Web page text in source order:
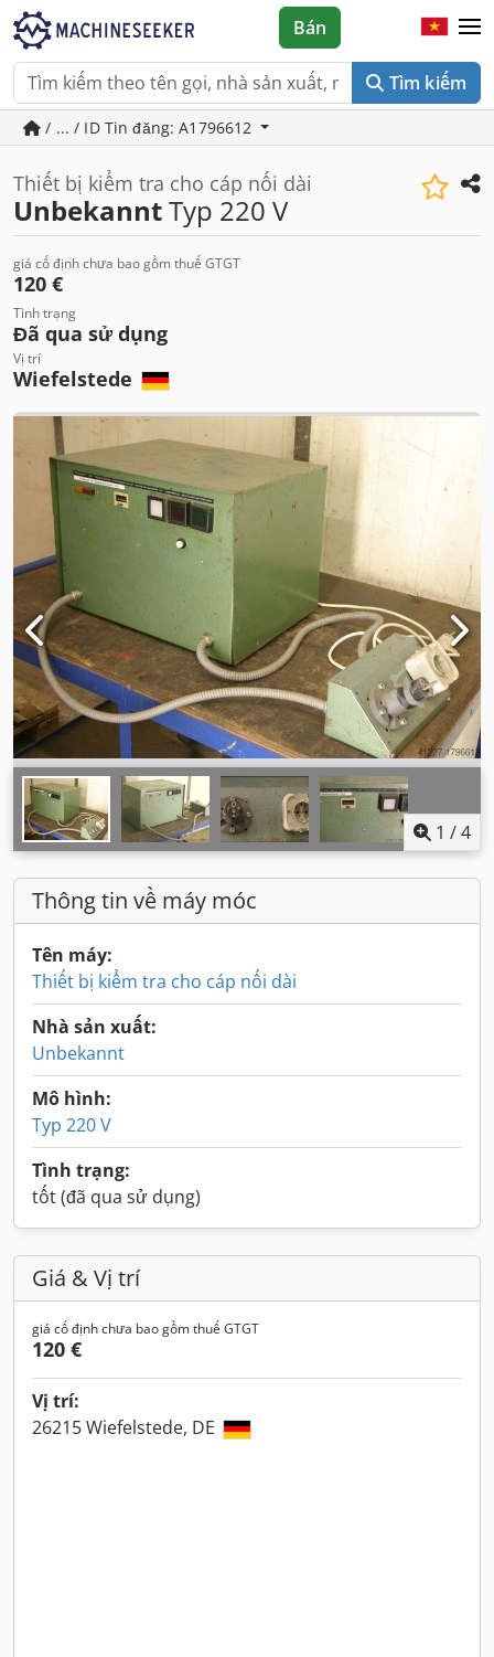
Tìm kiếm
Bán
/ ... / ID Tin đăng: A1796612
Thiết bị kiểm tra cho cáp nối dài
UnbekanntTyp 220 V
giá cố định chưa bao gồm thuế GTGT
120 €
Tình trạng
Đã qua sử dụng
Vị trí
Wiefelstede
1 /4
Thông tin về máy móc
Tên máy:
Thiết bị kiểm tra cho cáp nối dài
Nhà sản xuất:
Unbekannt
Mô hình:
Typ 220 V
Tình trạng:
tốt (đã qua sử dụng)
Giá & Vị trí
giá cố định chưa bao gồm thuế GTGT
120 €
Vị trí:
26215 Wiefelstede, DE